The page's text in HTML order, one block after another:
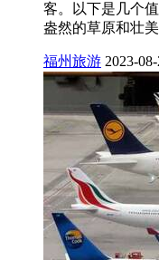
客。以下是几个
盎然的草原和壮
福州旅游 2023-